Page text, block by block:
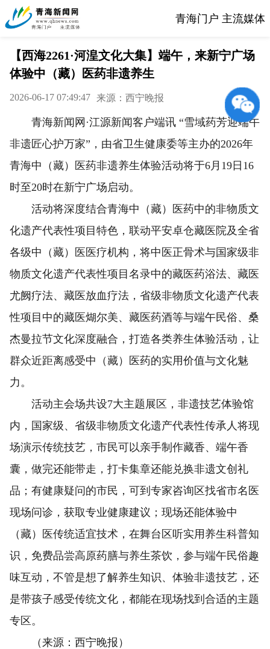
青海门户 主流媒体
【西海2261·河湟文化大集】端午，来新宁广场
体验中（藏）医药非遗养生
2026-06-17 07:49:47 来源：西宁晚报
青海新闻网·江源新闻客户端讯 “雪域药芳迎端午
非遗匠心护万家”，由省卫生健康委等主办的2026年
青海中（藏）医药非遗养生体验活动将于6月19日16
时至20时在新宁广场启动。
活动将深度结合青海中（藏）医药中的非物质文
化遗产代表性项目特色，联动平安卓仓藏医院及全省
各级中（藏）医医疗机构，将中医正骨术与国家级非
物质文化遗产代表性项目名录中的藏医药浴法、藏医
尤阙疗法、藏医放血疗法，省级非物质文化遗产代表
性项目中的藏医煳尔美、藏医药酒等与端午民俗、桑
杰曼拉节文化深度融合，打造各类养生体验活动，让
群众近距离感受中（藏）医药的实用价值与文化魅
力。
活动主会场共设7大主题展区，非遗技艺体验馆
内，国家级、省级非物质文化遗产代表性传承人将现
场演示传统技艺，市民可以亲手制作藏香、端午香
囊，做完还能带走，打卡集章还能兑换非遗文创礼
品；有健康疑问的市民，可到专家咨询区找省市名医
现场问诊，获取专业健康建议；现场还能体验中
（藏）医传统适宜技术，在舞台区听实用养生科普知
识，免费品尝高原药膳与养生茶饮，参与端午民俗趣
味互动，不管是想了解养生知识、体验非遗技艺，还
是带孩子感受传统文化，都能在现场找到合适的主题
专区。
（来源：西宁晚报）